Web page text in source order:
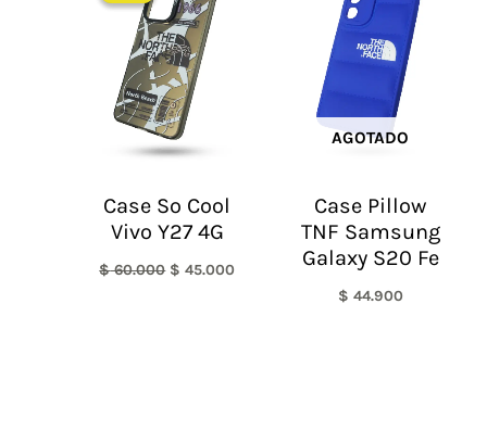
Case So Cool
Vivo Y27 4G
$60.000
era:
$ 60.000.
$ 45.000
AGOTADO
Case Pillow
TNF Samsung
Galaxy S20 Fe
$ 44.900